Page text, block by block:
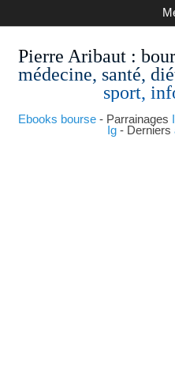
Pierre Aribaut :
médecine, santé,
sport,
Ebooks bourse- Parrainages
Ig- Derniers